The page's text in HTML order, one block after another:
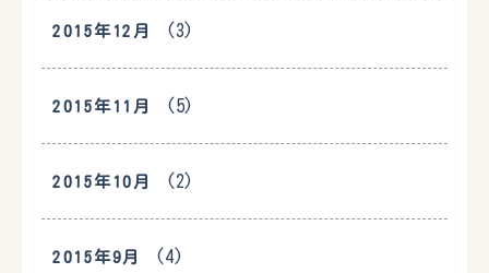
2015年12月 (3)
2015年11月 (5)
2015年10月 (2)
2015年9月 (4)